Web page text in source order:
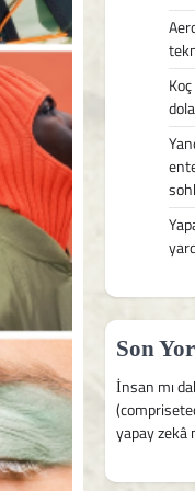
Son
İnsan mı
yapay zekâ